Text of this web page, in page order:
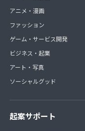
アニメ・漫画
ファッション
ゲーム・サービス開発
ビジネス・起業
アート・写真
ソーシャルグッド
起案サポート